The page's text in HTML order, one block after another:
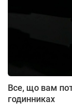
Все, що вам
годинниках